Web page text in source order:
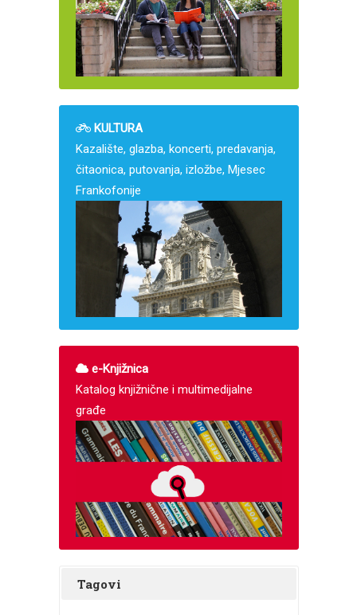
KULTURA
Kazalište, glazba, koncerti, predavanja,
čitaonica, putovanja, izložbe, Mjesec
Frankofonije
e-Knjižnica
Katalog knjižnične i multimedijalne
građe
Tagovi